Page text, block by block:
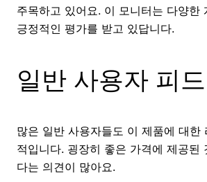
주목하고 있어요. 이 모니터는 다양한
긍정적인 평가를 받고 있답니다.
일반 사용자 피
많은 일반 사용자들도 이 제품에 대한
적입니다. 굉장히 좋은 가격에 제공된
다는 의견이 많아요.